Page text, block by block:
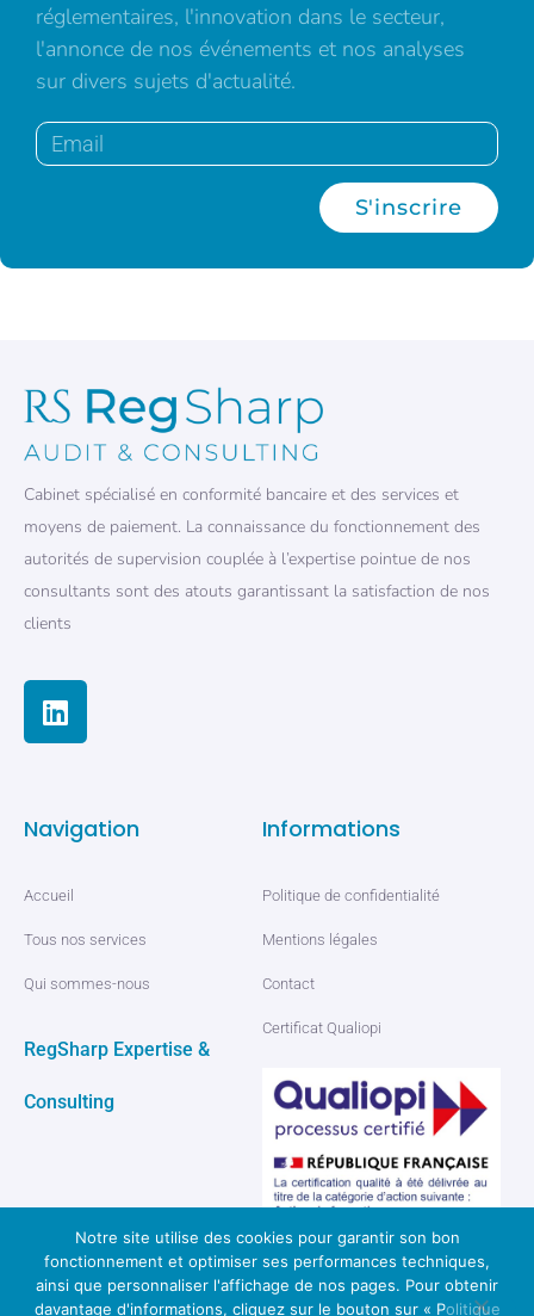
réglementaires, l'innovation dans le secteur,
l'annonce de nos événements et nos analyses
sur divers sujets d'actualité.
S'inscrire
Cabinet spécialisé en conformité bancaire et des services et
moyens de paiement. La connaissance du fonctionnement des
autorités de supervision couplée à l’expertise pointue de nos
consultants sont des atouts garantissant la satisfaction de nos
clients
Navigation
Accueil
Tous nos services
Qui sommes-nous
RegSharp Expertise &
Consulting
Informations
Politique de confidentialité
Mentions légales
Contact
Certificat Qualiopi
Notre site utilise des cookies pour garantir son bon
fonctionnement et optimiser ses performances techniques,
ainsi que personnaliser l'affichage de nos pages. Pour obtenir
davantage d'informations, cliquez sur le bouton sur « Politique